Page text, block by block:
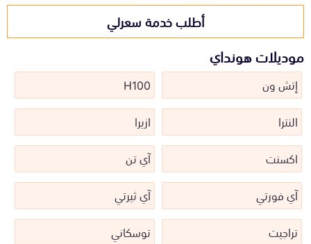
أطلب خدمة سعرلي
موديلات هونداي
إتش ون
H100
النترا
ازيرا
اكسنت
آي تن
آي فورتي
آي ثيرتي
تراجيت
توسكاني